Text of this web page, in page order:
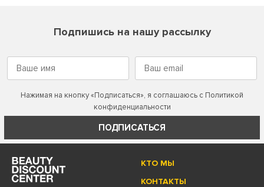
Подпишись на нашу рассылку
Нажимая на кнопку «Подписаться», я соглашаюсь с Политикой
конфиденциальности
ПОДПИСАТЬСЯ
КТО МЫ
КОНТАКТЫ